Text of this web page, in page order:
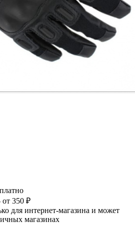
от 350 ₽
для интернет-магазина и может
магазинах